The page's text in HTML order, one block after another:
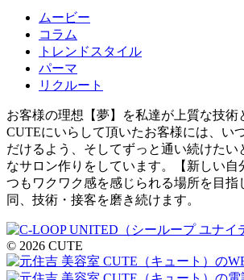
ムービー
コラム
トレンドスタイル
パーマ
リクルート
お客様の理想【夢】を私達が上質な技術
CUTEにいらして頂いたお客様には、い
だけるよう、そしてずっと通い続けたい
なサロン作りをしています。【新しい
つもワクワク感を感じられる場所を目指
同、技術・接客を磨き続けます。
© 2026 CUTE